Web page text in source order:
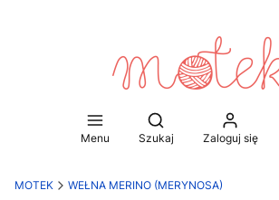
Menu
Otwórz wyszukiwarkę
Szukaj Zaloguj się
MOTEK WEŁNA MERINO (MERYNOSA)